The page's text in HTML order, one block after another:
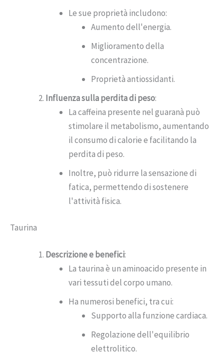
Le sue proprietà includono:
Aumento dell'energia.
Miglioramento della
concentrazione.
Proprietà antiossidanti.
Influenza sulla perdita di peso:
La caffeina presente nel guaranà può
stimolare il metabolismo, aumentando
il consumo di calorie e facilitando la
perdita di peso.
Inoltre, può ridurre la sensazione di
fatica, permettendo di sostenere
l'attività fisica.
Taurina
Descrizione e benefici:
La taurina è un aminoacido presente in
vari tessuti del corpo umano.
Ha numerosi benefici, tra cui:
Supporto alla funzione cardiaca.
Regolazione dell'equilibrio
elettrolitico.